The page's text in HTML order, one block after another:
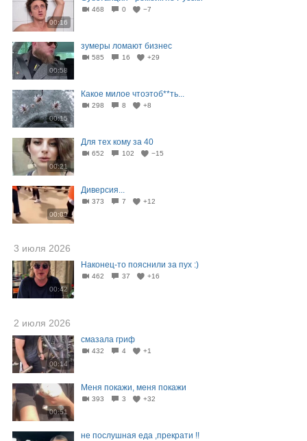
00:16
468 0 −7
00:58
зумеры ломают бизнес
585 16 +29
00:15
Какое милое чтоэтоб**ть...
298 8 +8
00:21
Для тех кому за 40
652 102 −15
00:09
Диверсия...
373 7 +12
3 июля 2026
00:42
Наконец-то пояснили за пух :)
462 37 +16
2 июля 2026
00:14
смазала гриф
432 4 +1
00:51
Меня покажи, меня покажи
393 3 +32
не послушная еда ,прекрати !!